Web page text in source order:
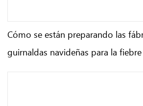
Cómo se están preparando las
guirnaldas navideñas para la